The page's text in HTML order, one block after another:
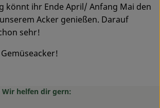
könnt ihr Ende April/ Anfang Mai den
Acker genießen. Darauf
sehr!
Wir helfen dir gern: